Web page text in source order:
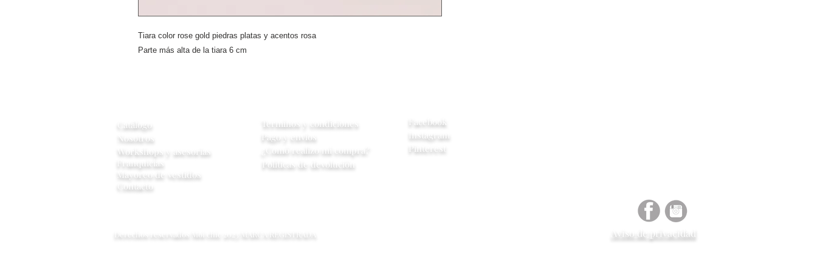
Tiara color rose gold piedras platas y acentos rosa
Parte más alta de la tiara 6 cm
Facebook
Instagram
Pinterest
Catálogo
Nosotros
Workshops y
asesorias
Terminos y condiciones
Pago y envios
¿Comó realizo mi compra?
Franquicias
Políticas de devolución
Mayoreo de vestidos
Contacto
Derechos reservados Moi chic 2023 MARCA REGISTRADA Aviso de privacidad